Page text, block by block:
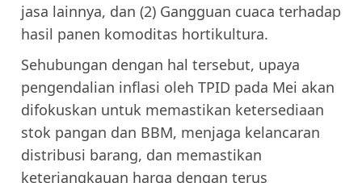
jasa lainnya, dan (2) Gangguan cuaca terhadap
hasil panen komoditas hortikultura.
Sehubungan dengan hal tersebut, upaya
pengendalian inflasi oleh TPID pada Mei akan
difokuskan untuk memastikan ketersediaan
stok pangan dan BBM, menjaga kelancaran
distribusi barang, dan memastikan
keterjangkauan harga dengan terus